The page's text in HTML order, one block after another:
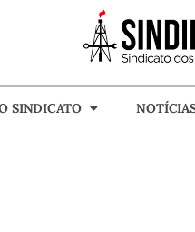
SINDICATO